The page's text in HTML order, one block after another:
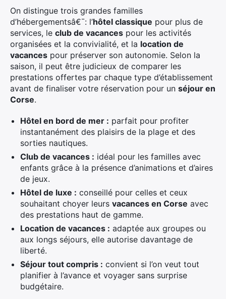
On distingue trois grandes familles
d’hébergementsâ€¯: l’hôtel classique pour plus de
services, le club de vacances pour les activités
organisées et la convivialité, et la location de
vacances pour préserver son autonomie. Selon la
saison, il peut être judicieux de comparer les
prestations offertes par chaque type d’établissement
avant de finaliser votre réservation pour un séjour en
Corse.
Hôtel en bord de mer : parfait pour profiter
instantanément des plaisirs de la plage et des
sorties nautiques.
Club de vacances : idéal pour les familles avec
enfants grâce à la présence d’animations et d’aires
de jeux.
Hôtel de luxe : conseillé pour celles et ceux
souhaitant choyer leurs vacances en Corse avec
des prestations haut de gamme.
Location de vacances : adaptée aux groupes ou
aux longs séjours, elle autorise davantage de
liberté.
Séjour tout compris : convient si l’on veut tout
planifier à l’avance et voyager sans surprise
budgétaire.